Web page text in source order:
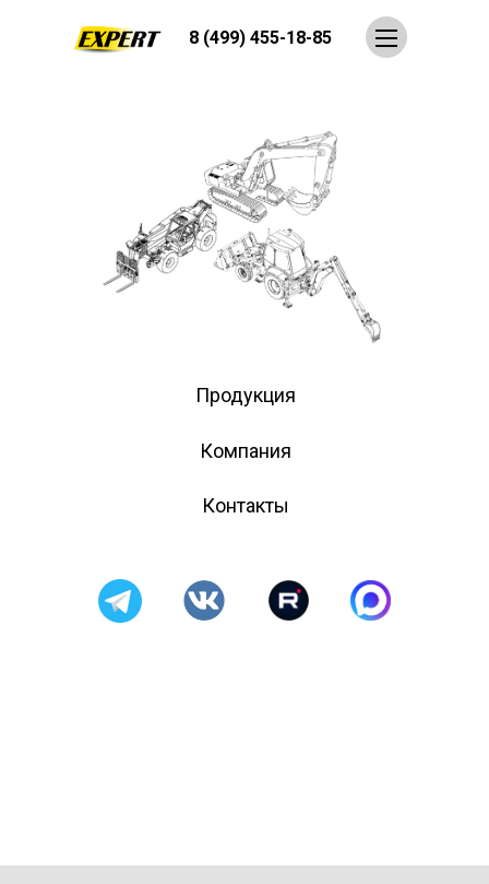
8 (499) 455-18-85
Продукция
Компания
Контакты